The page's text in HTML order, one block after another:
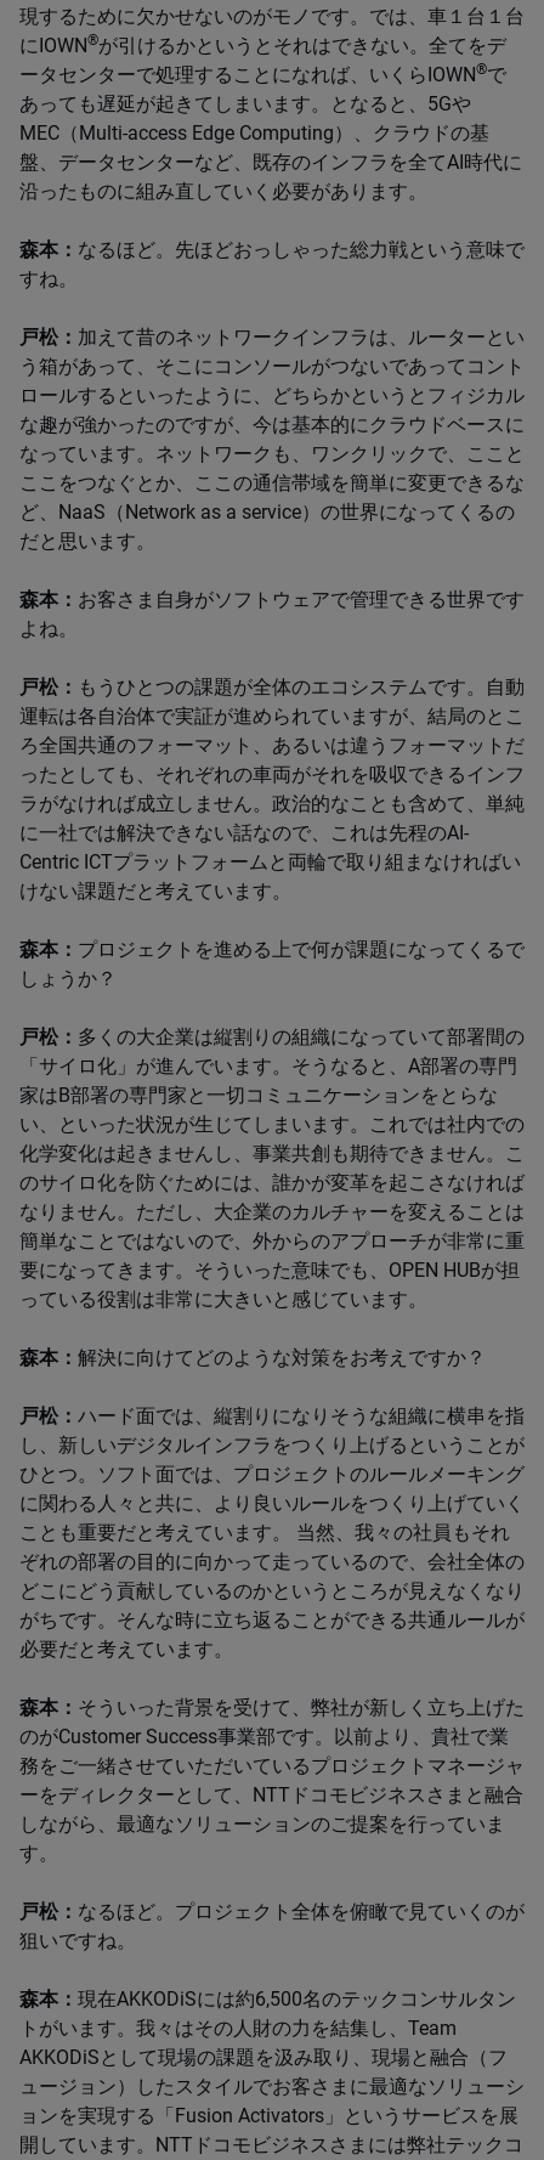
現するために欠かせないのがモノです。では、車１台１台
にIOWN®が引けるかというとそれはできない。全てをデ
ータセンターで処理することになれば、いくらIOWN®で
あっても遅延が起きてしまいます。となると、5Gや
MEC（Multi-access Edge Computing）、クラウドの基
盤、データセンターなど、既存のインフラを全てAI時代に
沿ったものに組み直していく必要があります。
森本： なるほど。先ほどおっしゃった総力戦という意味で
すね。
戸松： 加えて昔のネットワークインフラは、ルーターとい
う箱があって、そこにコンソールがつないであってコント
ロールするといったように、どちらかというとフィジカル
な趣が強かったのですが、今は基本的にクラウドベースに
なっています。ネットワークも、ワンクリックで、ここと
ここをつなぐとか、ここの通信帯域を簡単に変更できるな
ど、NaaS（Network as a service）の世界になってくるの
だと思います。
森本： お客さま自身がソフトウェアで管理できる世界です
よね。
戸松： もうひとつの課題が全体のエコシステムです。自動
運転は各自治体で実証が進められていますが、結局のとこ
ろ全国共通のフォーマット、あるいは違うフォーマットだ
ったとしても、それぞれの車両がそれを吸収できるインフ
ラがなければ成立しません。政治的なことも含めて、単純
に一社では解決できない話なので、これは先程のAI-
Centric ICTプラットフォームと両輪で取り組まなければい
けない課題だと考えています。
森本： プロジェクトを進める上で何が課題になってくるで
しょうか？
戸松： 多くの大企業は縦割りの組織になっていて部署間の
「サイロ化」が進んでいます。そうなると、A部署の専門
家はB部署の専門家と一切コミュニケーションをとらな
い、といった状況が生じてしまいます。これでは社内での
化学変化は起きませんし、事業共創も期待できません。こ
のサイロ化を防ぐためには、誰かが変革を起こさなければ
なりません。ただし、大企業のカルチャーを変えることは
簡単なことではないので、外からのアプローチが非常に重
要になってきます。そういった意味でも、OPEN HUBが担
っている役割は非常に大きいと感じています。
森本： 解決に向けてどのような対策をお考えですか？
戸松： ハード面では、縦割りになりそうな組織に横串を指
し、新しいデジタルインフラをつくり上げるということが
ひとつ。ソフト面では、プロジェクトのルールメーキング
に関わる人々と共に、より良いルールをつくり上げていく
ことも重要だと考えています。 当然、我々の社員もそれ
ぞれの部署の目的に向かって走っているので、会社全体の
どこにどう貢献しているのかというところが見えなくなり
がちです。そんな時に立ち返ることができる共通ルールが
必要だと考えています。
森本： そういった背景を受けて、弊社が新しく立ち上げた
のがCustomer Success事業部です。以前より、貴社で業
務をご一緒させていただいているプロジェクトマネージャ
ーをディレクターとして、NTTドコモビジネスさまと融合
しながら、最適なソリューションのご提案を行っていま
す。
戸松： なるほど。プロジェクト全体を俯瞰で見ていくのが
狙いですね。
森本： 現在AKKODiSには約6,500名のテックコンサルタン
トがいます。我々はその人財の力を結集し、Team
AKKODiSとして現場の課題を汲み取り、現場と融合（フ
ュージョン）したスタイルでお客さまに最適なソリューシ
ョンを実現する「Fusion Activators」というサービスを展
開しています。NTTドコモビジネスさまには弊社テックコ